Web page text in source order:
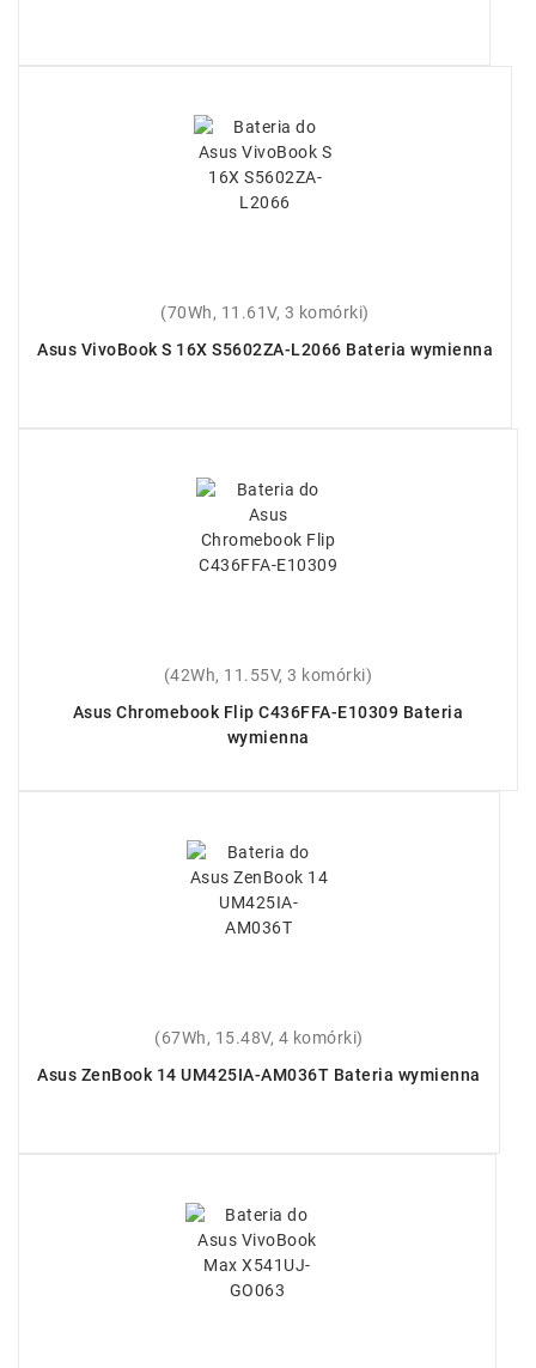
(70Wh, 11.61V, 3 komórki)
Asus VivoBook S 16X S5602ZA-L2066 Bateria wymienna
(42Wh, 11.55V, 3 komórki)
Asus Chromebook Flip C436FFA-E10309 Bateria
wymienna
(67Wh, 15.48V, 4 komórki)
Asus ZenBook 14 UM425IA-AM036T Bateria wymienna